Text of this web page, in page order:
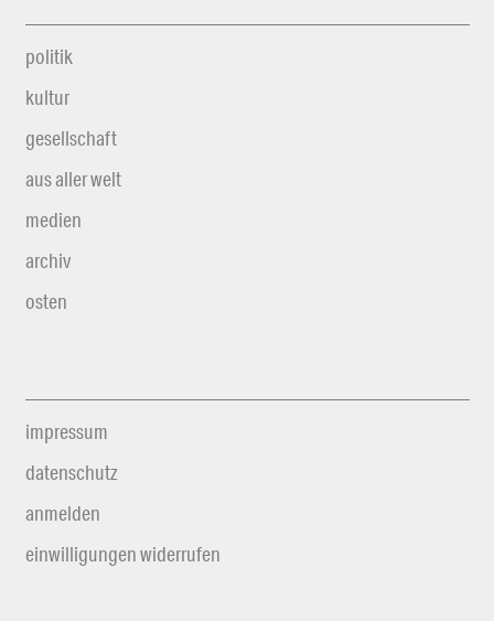
politik
kultur
gesellschaft
aus aller welt
medien
archiv
osten
impressum
datenschutz
anmelden
einwilligungen widerrufen